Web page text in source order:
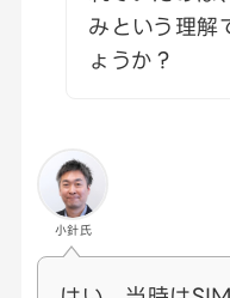
みという理解
ょうか？
小針氏